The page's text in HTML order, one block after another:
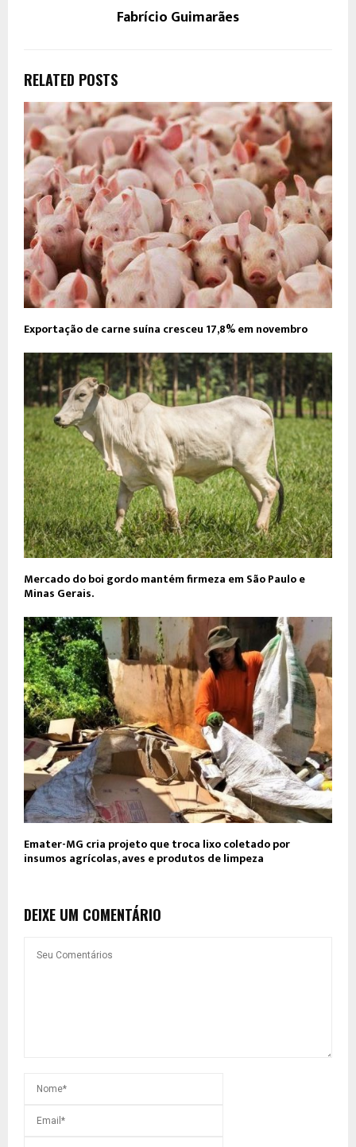
Fabrício Guimarães
RELATED POSTS
Exportação de carne suína cresceu 17,8% em novembro
Mercado do boi gordo mantém firmeza em São Paulo e
Minas Gerais.
Emater-MG cria projeto que troca lixo coletado por
insumos agrícolas, aves e produtos de limpeza
DEIXE UM COMENTÁRIO